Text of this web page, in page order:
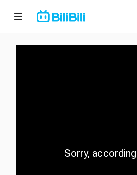
Trang chủ
Sorry,